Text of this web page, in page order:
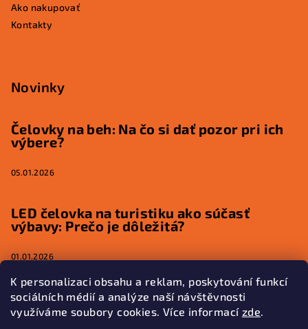
K personalizaci obsahu a reklam, poskytování funkcí
sociálních médií a analýze naší návštěvnosti
využíváme soubory cookies. Více informací zde.
Ako nakupovať
Kontakty
Novinky
Čelovky na beh: Na čo si dať pozor pri ich
výbere?
05.01.2026
LED čelovka na turistiku ako súčasť
výbavy: Prečo je dôležitá?
01.01.2026
Kontakt